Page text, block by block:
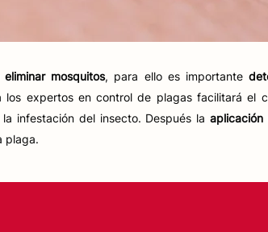
eliminar mosquitos, para ello es importante
los expertos en control de plagas facilitará el
infestación del insecto. Después la aplicación
plaga.